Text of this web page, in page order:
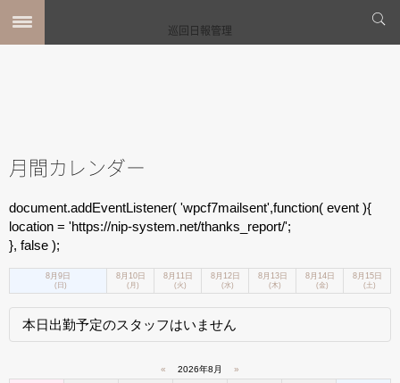
巡回日報管理
月間カレンダー
document.addEventListener( 'wpcf7mailsent',function( event ){
location = 'https://nip-system.net/thanks_report/';
}, false );
8月9日
(日)
8月10日
(月)
8月11日
(火)
8月12日
(水)
8月13日
(木)
8月14日
(金)
8月15日
(土)
本日出勤予定のスタッフはいません
« 2026年8月
»